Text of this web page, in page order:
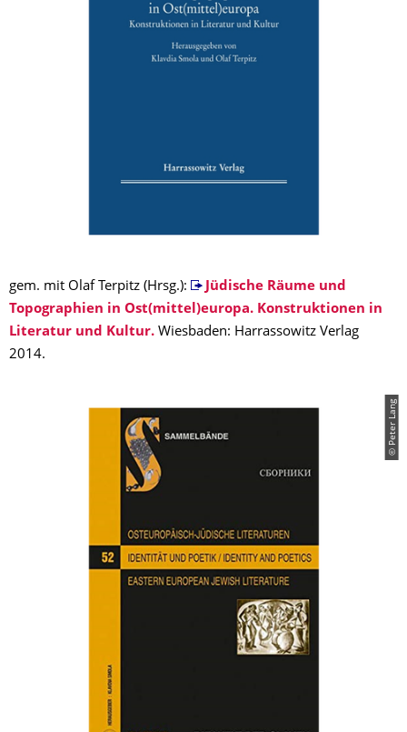
gem. mit Olaf Terpitz (Hrsg.):
Jüdische Räume und
Topographien in Ost(mittel)europa. Konstruktionen in
Literatur und Kultur. Wiesbaden: Harrassowitz Verlag
2014.
© Peter Lang